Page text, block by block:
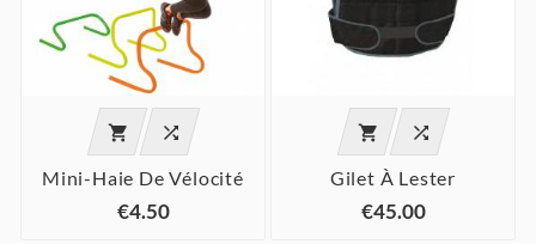
 
Mini-Haie De Vélocité
€4.50
 
Gilet À Lester
€45.00